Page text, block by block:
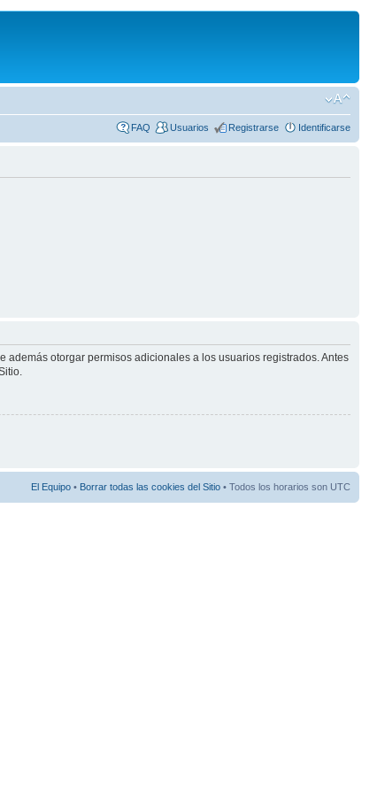
FAQ Usuarios Registrarse Identificarse
otorgar permisos adicionales a los usuarios registrados. Antes
El Equipo • Borrar todas las cookies del Sitio • Todos los horarios son UTC